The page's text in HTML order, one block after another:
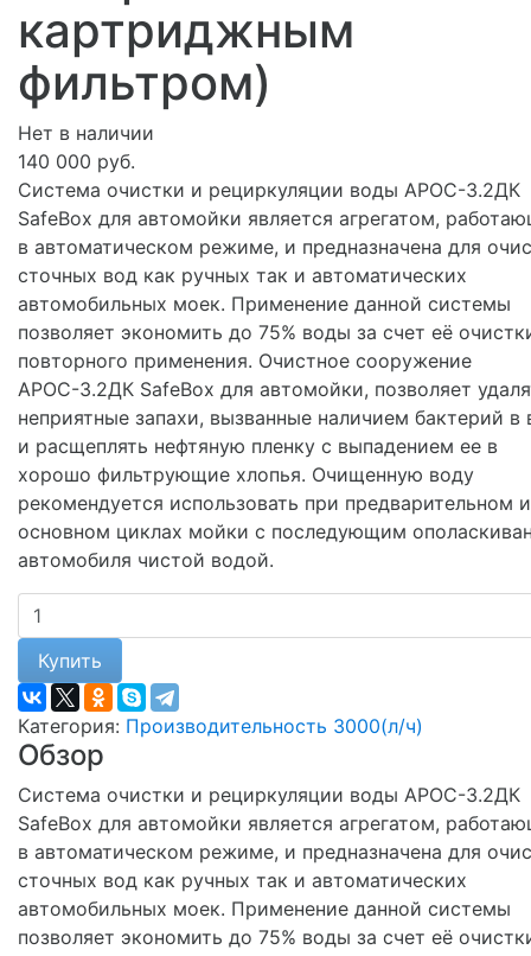
картриджным
фильтром)
Нет в наличии
140 000 руб.
Система очистки и рециркуляции воды АРОС-3.2ДК
SafeBox для автомойки является агрегатом,
в автоматическом режиме, и предназначена для
сточных вод как ручных так и автоматических
автомобильных моек. Применение данной системы
позволяет экономить до 75% воды за счет её
повторного применения. Очистное сооружение
АРОС-3.2ДК SafeBox для автомойки, позволяет
неприятные запахи, вызванные наличием бактерий в
и расщеплять нефтяную пленку с выпадением ее в
хорошо фильтрующие хлопья. Очищенную воду
рекомендуется использовать при предварительном и
основном циклах мойки с последующим
автомобиля чистой водой.
Купить
Категория: Производительность 3000(л/ч)
Обзор
Система очистки и рециркуляции воды АРОС-3.2ДК
SafeBox для автомойки является агрегатом,
в автоматическом режиме, и предназначена для
сточных вод как ручных так и автоматических
автомобильных моек. Применение данной системы
позволяет экономить до 75% воды за счет её